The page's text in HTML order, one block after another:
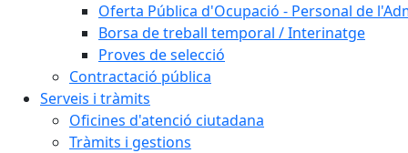
Oferta Pública d'Ocupació - Personal de
Borsa de treball temporal / Interinatge
Proves de selecció
Contractació pública
Serveis i tràmits
Oficines d'atenció ciutadana
Tràmits i gestions